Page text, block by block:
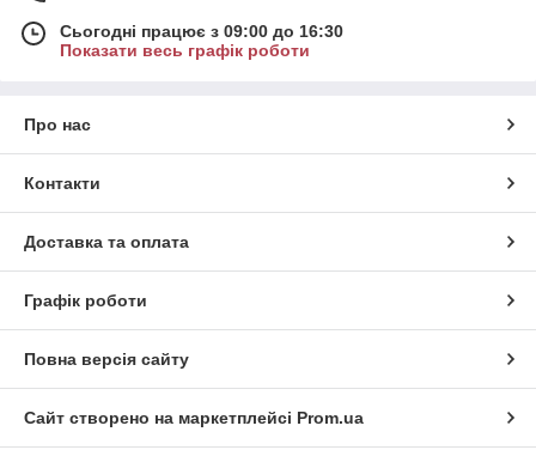
Сьогодні працює з 09:00 до 16:30
Показати весь графік роботи
Про нас
Контакти
Доставка та оплата
Графік роботи
Повна версія сайту
Сайт створено на маркетплейсі Prom.ua